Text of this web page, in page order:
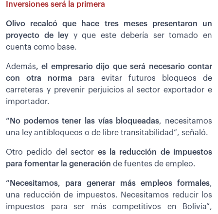
Inversiones será la primera
Olivo recalcó que hace tres meses presentaron un
proyecto de ley y que este debería ser tomado en
cuenta como base.
Además, el empresario dijo que será necesario contar
con otra norma para evitar futuros bloqueos de
carreteras y prevenir perjuicios al sector exportador e
importador.
“No podemos tener las vías bloqueadas, necesitamos
una ley antibloqueos o de libre transitabilidad”, señaló.
Otro pedido del sector es la reducción de impuestos
para fomentar la generación de fuentes de empleo.
“Necesitamos, para generar más empleos formales,
una reducción de impuestos. Necesitamos reducir los
impuestos para ser más competitivos en Bolivia”,